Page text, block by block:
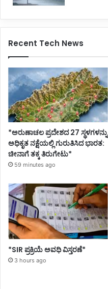
Recent Tech News
*ಅರುಣಾಚಲ ಪ್ರದೇಶದ 27 ಸ್ಥಳಗಳನ್ನು
ಅಧಿಕೃತ ನಕ್ಷೆಯಲ್ಲಿ ಗುರುತಿಸಿದ ಭಾರತ:
ಚೀನಾಗೆ ತಕ್ಕ ತಿರುಗೇಟು*
59 minutes ago
*SIR ಪ್ರಕ್ರಿಯೆ ಅವಧಿ ವಿಸ್ತರಣೆ*
3 hours ago